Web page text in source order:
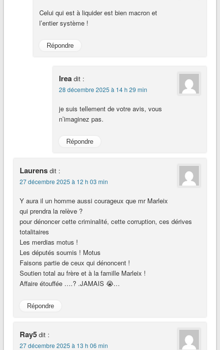
Celui qui est à liquider est bien macron et
l’entier système !
Répondre
Irea dit :
28 décembre 2025 à 14 h 29 min
je suis tellement de votre avis, vous
n’imaginez pas.
Répondre
Laurens dit :
27 décembre 2025 à 12 h 03 min
Y aura il un homme aussi courageux que mr Marleix
qui prendra la relève ?
pour dénoncer cette criminalité, cette corruption, ces dérives
totalitaires
Les merdias motus !
Les députés soumis ! Motus
Faisons partie de ceux qui dénoncent !
Soutien total au frère et à la famille Marleix !
Affaire étouffée ….? .JAMAIS 😭…
Répondre
Ray5 dit :
27 décembre 2025 à 13 h 06 min